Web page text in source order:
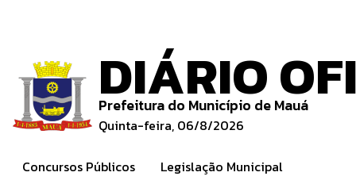
DIÁRIO
Prefeitura do Município de Mauá
Quinta-feira, 06/8/2026
Concursos Públicos Legislação Municipal